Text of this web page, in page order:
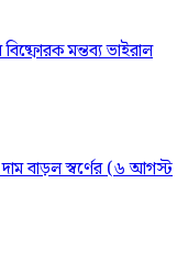
মন্তব্য ভাইরাল
বাড়ল স্বর্ণের (৬ আগস্ট